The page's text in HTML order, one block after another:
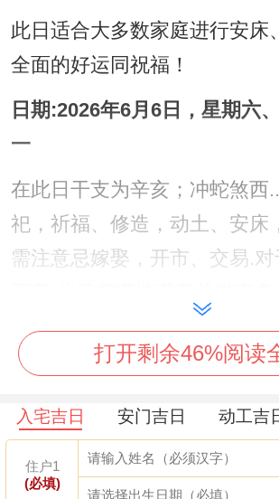
此日适合大多数家庭进行安床
全面的好运同祝福！
日期:2026年6月6日，星期六
一
在此日干支为辛亥；冲蛇煞西
祀，祈福、修造，动土、安床
需注意忌嫁娶，开市、交易.
生肖，尤其是属虎，兔、羊者
是安床的好时机?
日期:2026年6月14日，星期日
九。
此日干支为己未，冲牛煞西，
打开剩余46%阅读
入宅吉日 安门吉日 动工吉
住户1
(必填)